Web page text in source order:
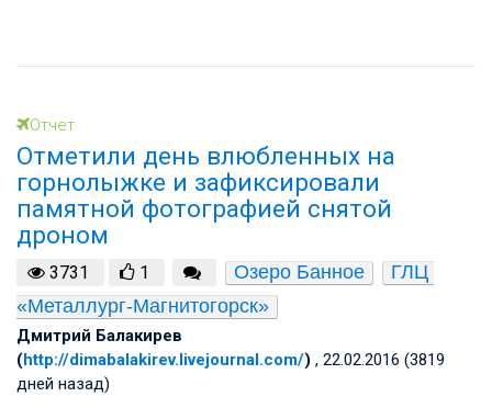
Отчет
Отметили день влюбленных на
горнолыжке и зафиксировали
памятной фотографией снятой
дроном
3731 1 Озеро Банное
ГЛЦ
«Металлург-Магнитогорск»
Дмитрий Балакирев
(http://dimabalakirev.livejournal.com/) , 22.02.2016 (3819
дней назад)